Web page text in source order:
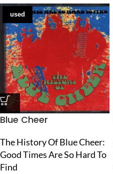
used
Blue Cheer
The History Of Blue Cheer:
Good Times Are So Hard To
Find